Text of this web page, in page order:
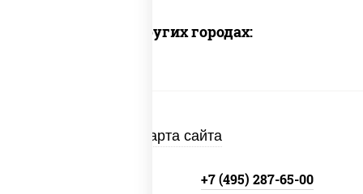
Доставка в других городах:
Карта сайта
+7 (495) 287-65-00